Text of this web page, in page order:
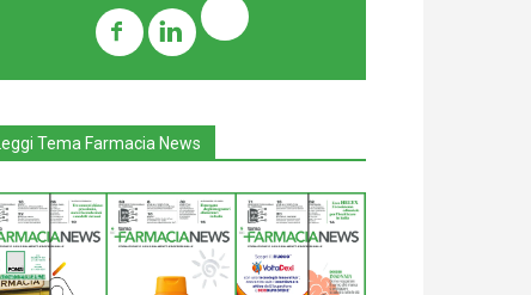
Leggi Tema Farmacia News